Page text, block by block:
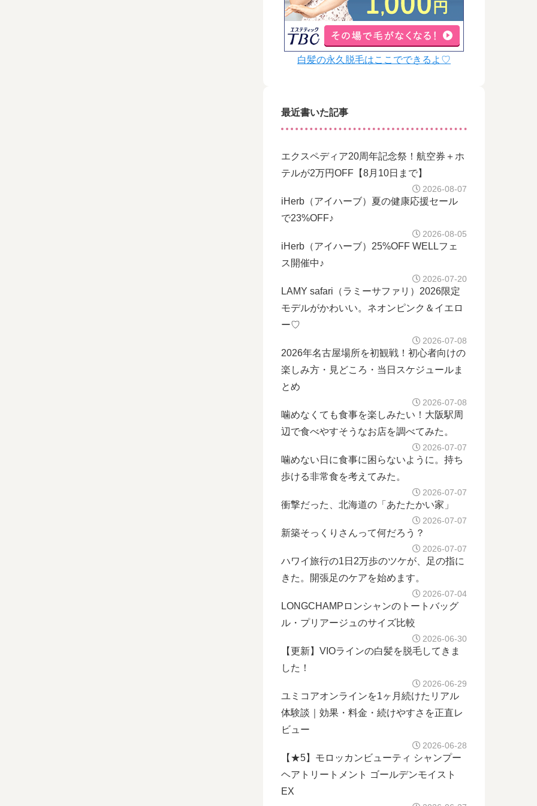
白髪の永久脱毛はここでできるよ♡
最近書いた記事
エクスペディア20周年記念祭！航空券＋ホ
テルが2万円OFF【8月10日まで】
2026-08-07
iHerb（アイハーブ）夏の健康応援セール
で23%OFF♪
2026-08-05
iHerb（アイハーブ）25%OFF WELLフェ
ス開催中♪
2026-07-20
LAMY safari（ラミーサファリ）2026限定
モデルがかわいい。ネオンピンク＆イエロ
ー♡
2026-07-08
2026年名古屋場所を初観戦！初心者向けの
楽しみ方・見どころ・当日スケジュールま
とめ
2026-07-08
噛めなくても食事を楽しみたい！大阪駅周
辺で食べやすそうなお店を調べてみた。
2026-07-07
噛めない日に食事に困らないように。持ち
歩ける非常食を考えてみた。
2026-07-07
衝撃だった、北海道の「あたたかい家」
2026-07-07
新築そっくりさんって何だろう？
2026-07-07
ハワイ旅行の1日2万歩のツケが、足の指に
きた。開張足のケアを始めます。
2026-07-04
LONGCHAMPロンシャンのトートバッグ
ル・プリアージュのサイズ比較
2026-06-30
【更新】VIOラインの白髪を脱毛してきま
した！
2026-06-29
ユミコアオンラインを1ヶ月続けたリアル
体験談｜効果・料金・続けやすさを正直レ
ビュー
2026-06-28
【★5】モロッカンビューティ シャンプー
ヘアトリートメント ゴールデンモイスト
EX